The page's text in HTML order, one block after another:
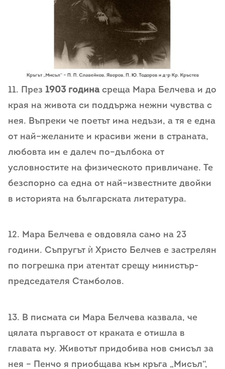
11. През 1903 година среща Мара Белчева и до
края на живота си поддържа нежни чувства с
нея. Въпреки че поетът има недъзи, а тя е една
от най–желаните и красиви жени в страната,
любовта им е далеч по–дълбока от
условностите на физическото привличане. Те
безспорно са една от най–известните двойки
в историята на българската литература.
12. Мара Белчева е овдовяла само на 23
години. Съпругът ѝ Христо Белчев е застрелян
по погрешка при атентат срещу министър-
председателя Стамболов.
13. В писмата си Мара Белчева казвала, че
цялата пъргавост от краката е отишла в
главата му. Животът придобива нов смисъл за
нея – Пенчо я приобщава към кръга „Мисъл“,